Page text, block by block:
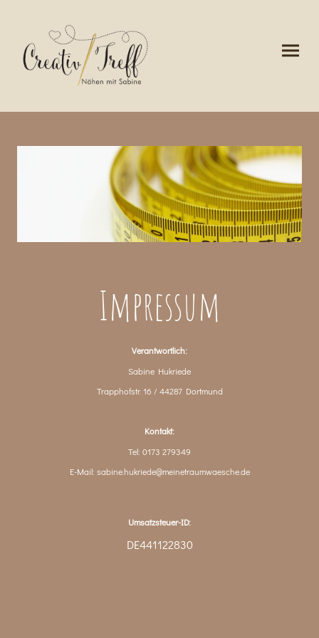
Impressum
Verantwortlich:
Sabine Hukriede
Trapphofstr. 16 / 44287 Dortmund
Kontakt:
Tel: 0173 279349
E-Mail: sabine.hukriede@meinetraumwaesche.de
Umsatzsteuer-ID:
DE441122830